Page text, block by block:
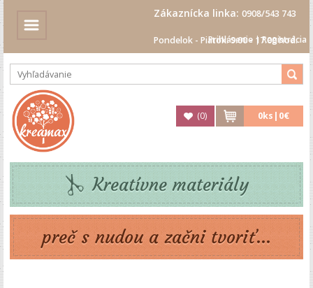
Zákaznícka linka: 0908/543 743
Pondelok - Piatok: 9.00 - 17.00 hod.
Prihlásenie|Registrácia
(0) 0ks| 0€
Kreatívne materiály
preč s nudou a začni tvoriť...